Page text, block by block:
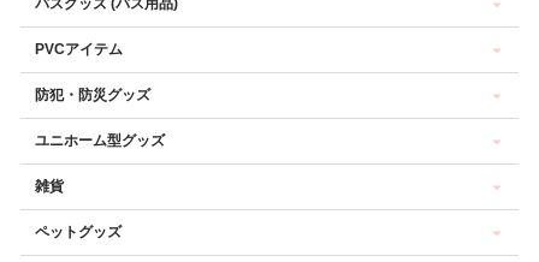
バスグッズ (バス用品)
PVCアイテム
防犯・防災グッズ
ユニホーム型グッズ
雑貨
ペットグッズ